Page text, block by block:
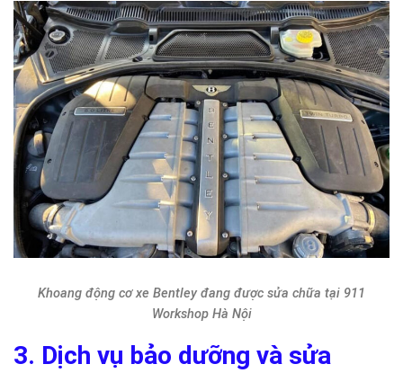
Khoang động cơ xe Bentley đang được sửa chữa tại 911
Workshop Hà Nội
3. Dịch vụ bảo dưỡng và sửa